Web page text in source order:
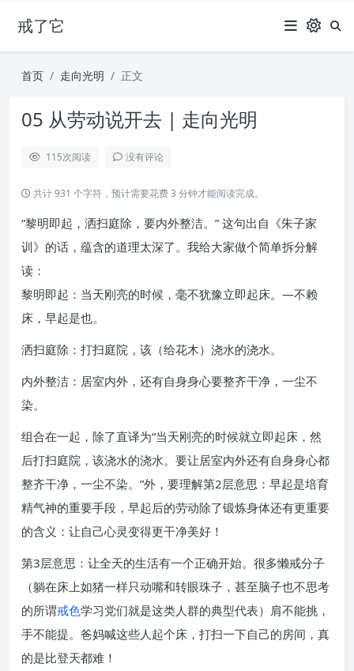
戒了它
首页 走向光明 正文
05 从劳动说开去 | 走向光明
115次阅读 没有评论
共计 931 个字符，预计需要花费 3 分钟才能阅读完成。
“黎明即起，洒扫庭除，要内外整洁。” 这句出自《朱子家
训》的话，蕴含的道理太深了。我给大家做个简单拆分解
读：
黎明即起：当天刚亮的时候，毫不犹豫立即起床。—不赖
床，早起是也。
洒扫庭除：打扫庭院，该（给花木）浇水的浇水。
内外整洁：居室内外，还有自身身心要整齐干净，一尘不
染。
组合在一起，除了直译为“当天刚亮的时候就立即起床，然
后打扫庭院，该浇水的浇水。要让居室内外还有自身身心都
整齐干净，一尘不染。”外，要理解第2层意思：早起是培育
精气神的重要手段，早起后的劳动除了锻炼身体还有更重要
的含义：让自己心灵变得更干净美好！
第3层意思：让全天的生活有一个正确开始。很多懒戒分子
（躺在床上如猪一样只动嘴和转眼珠子，甚至脑子也不思考
的所谓戒色学习党们就是这类人群的典型代表）肩不能挑，
手不能提。爸妈喊这些人起个床，打扫一下自己的房间，真
的是比登天都难！